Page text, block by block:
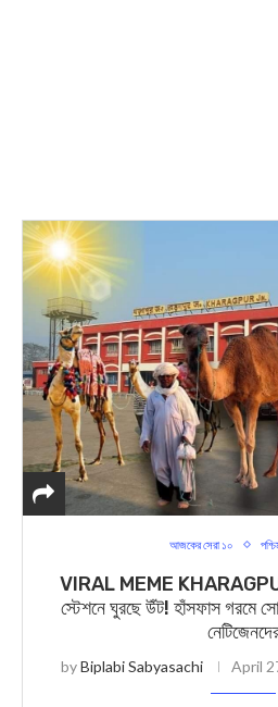
আজকের সেরা ১০
VIRAL MEME
স্টেশনে ঘুরছে উঁট! হাঁসফাস গরমে
byBiplabi Sabyasachi April